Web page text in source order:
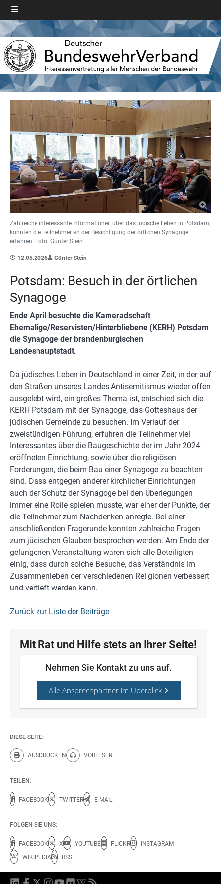
Zahlreiche interessante Informationen über das jüdische Leben in Potsdam,
konnten die Teilnehmer an der Besichtigung der örtlichen Synagoge
erfahren. Foto: Günter Stein
12.05.2026 Günter Stein
Potsdam: Besuch in der örtlichen
Synagoge
Ende April besuchte die Kameradschaft
Ehemalige/Reservisten/Hinterbliebene (KERH) Potsdam
die Synagoge der brandenburgischen
Landeshauptstadt.
Da jüdisches Leben in Deutschland in einer Zeit, in der auf
den Straßen unseres Landes Antisemitismus wieder offen
ausgelebt wird, ein großes Thema ist, entschied sich die
KERH Potsdam mit der Synagoge, das Gotteshaus der
jüdischen Gemeinde zu besuchen. Im Verlauf der
zweistündigen Führung, erfuhren die Teilnehmer viel
Interessantes über die Baugeschichte der im Jahr 2024
eröffneten Einrichtung, sowie über die religiösen
Forderungen, die beim Bau einer Synagoge zu beachten
sind. Dass entgegen anderer kirchlicher Einrichtungen
auch der Schutz der Synagoge bei den Überlegungen
immer eine Rolle spielen musste, war einer der Punkte, der
die Teilnehmer zum Nachdenken anregte. Bei einer
anschließenden Fragerunde konnten zahlreiche Fragen
zum jüdischen Glauben besprochen werden. Am Ende der
gelungenen Veranstaltung waren sich alle Beteiligten
einig, dass durch solche Besuche, das Verständnis im
Zusammenleben der verschiedenen Religionen verbessert
und vertieft werden kann.
Zurück zur Liste der Beiträge
Mit Rat und Hilfe stets an Ihrer Seite!
Nehmen Sie Kontakt zu uns auf.
Alle Ansprechpartner im Überblick
DIESE SEITE:
AUSDRUCKEN
Diese Seite drucken.
VORLESEN
Diese Seite vorlesen.
TEILEN:
FACEBOOK TWITTER E-MAIL
FOLGEN SIE UNS:
FACEBOOK X YOUTUBE FLICKR
INSTAGRAM
WIKIPEDIA
RSS